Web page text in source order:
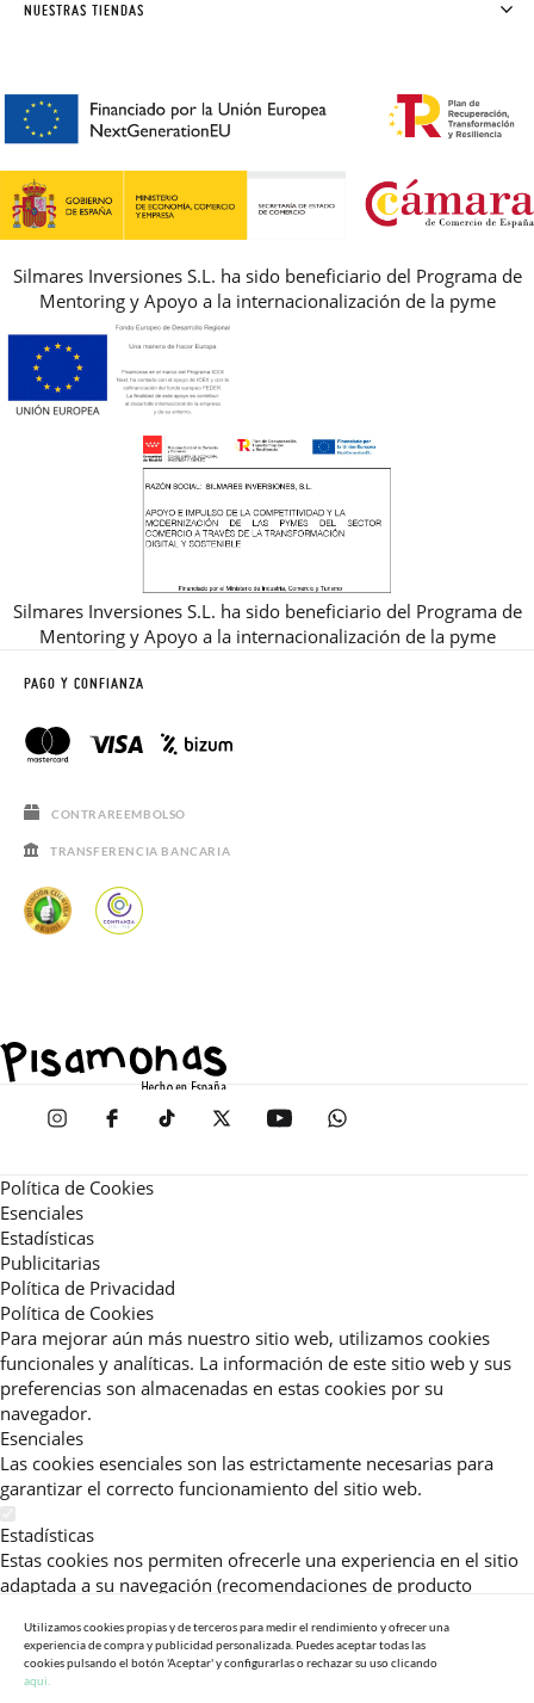
AVISO LEGAL, PRIVACIDAD Y COOKIES
REBAJAS
PREGUNTAS FRECUENTES
NUESTRAS TIENDAS
Silmares Inversiones S.L. ha sido beneficiario del Programa de
Mentoring y Apoyo a la internacionalización de la pyme
Silmares Inversiones S.L. ha sido beneficiario del Programa de
Mentoring y Apoyo a la internacionalización de la pyme
PAGO Y CONFIANZA
CONTRAREEMBOLSO
TRANSFERENCIA BANCARIA
Política de Cookies
Esenciales
Estadísticas
Publicitarias
Política de Privacidad
Política de Cookies
Para mejorar aún más nuestro sitio web, utilizamos cookies
funcionales y analíticas. La información de este sitio web y sus
preferencias son almacenadas en estas cookies por su
navegador.
Esenciales
Las cookies esenciales son las estrictamente necesarias para
garantizar el correcto funcionamiento del sitio web.
Estadísticas
Estas cookies nos permiten ofrecerle una experiencia en el sitio
adaptada a su navegación (recomendaciones de producto
consultadas, etc).Al activar esta cookie, nos ayuda a mejorar aún
más su experiencia.
Utilizamos cookies propias y de terceros para medir el rendimiento y ofrecer una
experiencia de compra y publicidad personalizada. Puedes aceptar todas las
cookies pulsando el botón 'Aceptar' y configurarlas o rechazar su uso clicando
aqui.